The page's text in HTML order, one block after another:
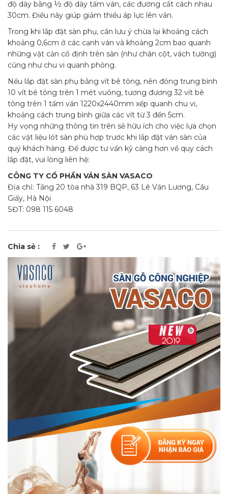
độ dày bằng ½ độ dày tấm ván, các đường cắt cách nhau
30cm. Điều này giúp giảm thiểu áp lực lên ván.
Trong khi lắp đặt sàn phụ, cần lưu ý chừa lại khoảng cách
khoảng 0,6cm ở các cạnh ván và khoảng 2cm bao quanh
những vật cản cố định trên sàn (như chân cột, vách tường)
cũng như chu vi quanh phòng.
Nếu lắp đặt sàn phụ bằng vít bê tông, nên đóng trung bình
10 vít bê tông trên 1 mét vuông, tương đương 32 vít bê
tông trên 1 tấm ván 1220x2440mm xếp quanh chu vi,
khoảng cách trung bình giữa các vít từ 3 đến 5cm.
Hy vọng những thông tin trên sẽ hữu ích cho việc lựa chọn
các vật liệu lót sàn phù hợp trước khi lắp đặt ván sàn của
quý khách hàng. Để được tư vấn kỹ càng hơn về quy cách
lắp đặt, vui lòng liên hệ:
CÔNG TY CỔ PHẦN VÁN SÀN VASACO
Địa chỉ: Tầng 20 tòa nhà 319 BQP, 63 Lê Văn Lương, Cầu
Giấy, Hà Nội
SĐT: 098 115 6048
Chia sẻ :